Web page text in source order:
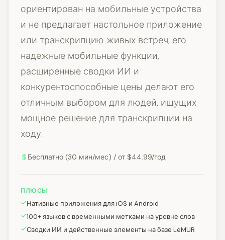
ориентирован на мобильные устройства
и не предлагает настольное приложение
или транскрипцию живых встреч, его
надежные мобильные функции,
расширенные сводки ИИ и
конкурентоспособные цены делают его
отличным выбором для людей, ищущих
мощное решение для транскрипции на
ходу.
Бесплатно (30 мин/мес) / от $44.99/год
ПЛЮСЫ
Нативные приложения для iOS и Android
100+ языков с временными метками на уровне слов
Сводки ИИ и действенные элементы на базе LeMUR